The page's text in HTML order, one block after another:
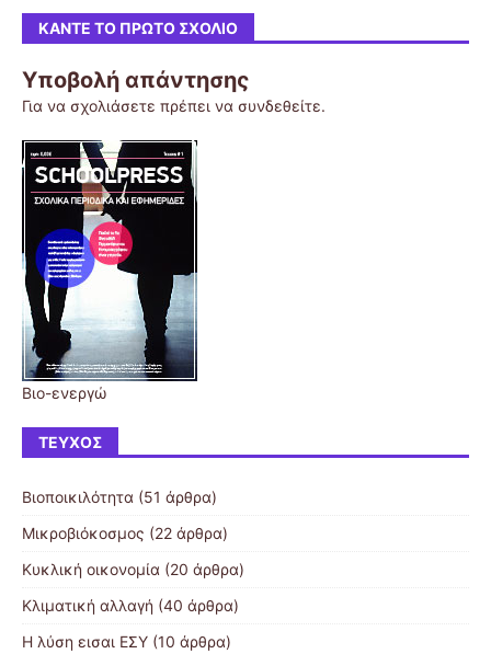
ΚΆΝΤΕ ΤΟ ΠΡΏΤΟ ΣΧΌΛΙΟ
Υποβολή απάντησης
Για να σχολιάσετε πρέπει να συνδεθείτε.
Βιο-ενεργώ
ΤΕΎΧΟΣ
Βιοποικιλότητα (51 άρθρα)
Μικροβιόκοσμος (22 άρθρα)
Κυκλική οικονομία (20 άρθρα)
Κλιματική αλλαγή (40 άρθρα)
Η λύση εισαι ΕΣΥ (10 άρθρα)